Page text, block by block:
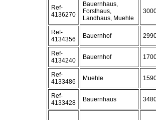
Ref-
4136270
Bauernhaus,
Forsthaus,
Landhaus, Muehle
Ref-
4134356
Bauernhof
Ref-
4134240
Bauernhof
Ref-
4133486
Muehle
Ref-
4133428
Bauernhaus